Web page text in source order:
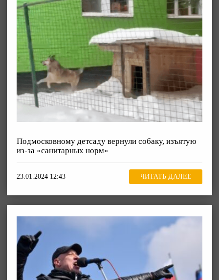
Подмосковному детсаду вернули собаку, изъятую
из-за «санитарных норм»
23.01.2024 12:43 ЧИТАТЬ ДАЛЕЕ